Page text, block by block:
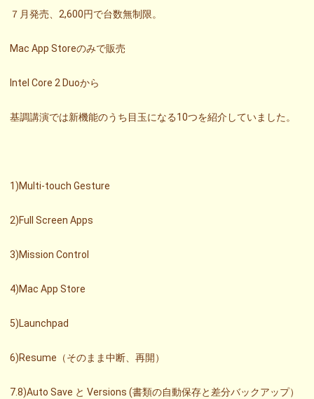
７月発売、2,600円で台数無制限。
Mac App Storeのみで販売
Intel Core 2 Duoから
基調講演では新機能のうち目玉になる10つを紹介していました。
1)Multi-touch Gesture
2)Full Screen Apps
3)Mission Control
4)Mac App Store
5)Launchpad
6)Resume（そのまま中断、再開）
7.8)Auto Save と Versions (書類の自動保存と差分バックアップ）